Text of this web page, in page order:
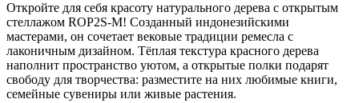
Откройте для себя красоту натурального дерева с открытым
стеллажом ROP2S‑M! Созданный индонезийскими
мастерами, он сочетает вековые традиции ремесла с
лаконичным дизайном. Тёплая текстура красного дерева
наполнит пространство уютом, а открытые полки подарят
свободу для творчества: разместите на них любимые книги,
семейные сувениры или живые растения.